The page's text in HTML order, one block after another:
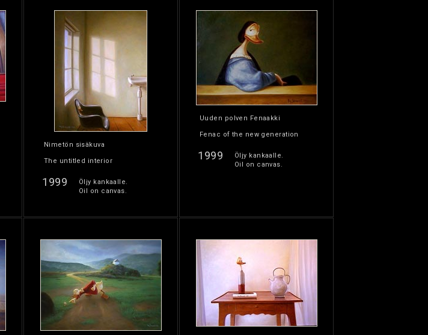
Nimetön sisäkuva
The untitled interior
1999
Öljy kankaalle.
Oil on canvas.
Uuden polven Fenaakki
Fenac of the new generation
1999
Öljy kankaalle.
Oil on canvas.